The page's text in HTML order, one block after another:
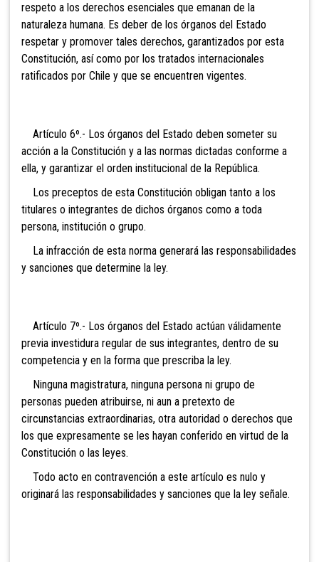
respeto a los derechos esenciales que emanan de la
naturaleza humana. Es deber de los órganos del Estado
respetar y promover tales derechos, garantizados por esta
Constitución, así como por los tratados internacionales
ratificados por Chile y que se encuentren vigentes.
Artículo 6º.- Los órganos del Estado deben someter su
acción a la Constitución y a las normas dictadas conforme a
ella, y garantizar el orden institucional de la República.
Los preceptos de esta Constitución obligan tanto a los
titulares o integrantes de dichos órganos como a toda
persona, institución o grupo.
La infracción de esta norma generará las responsabilidades
y sanciones que determine la ley.
Artículo 7º.- Los órganos del Estado actúan válidamente
previa investidura regular de sus integrantes, dentro de su
competencia y en la forma que prescriba la ley.
Ninguna magistratura, ninguna persona ni grupo de
personas pueden atribuirse, ni aun a pretexto de
circunstancias extraordinarias, otra autoridad o derechos que
los que expresamente se les hayan conferido en virtud de la
Constitución o las leyes.
Todo acto en contravención a este artículo es nulo y
originará las responsabilidades y sanciones que la ley señale.